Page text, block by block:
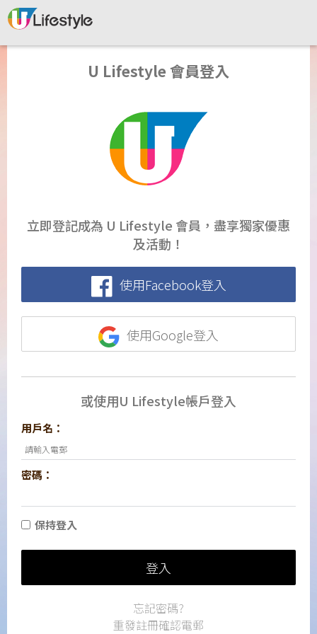
U Lifestyle 會員登入
立即登記成為 U Lifestyle 會員，盡享獨家優惠
及活動！
使用Facebook登入
使用Google登入
或使用U Lifestyle帳戶登入
用戶名：
密碼：
保持登入
登入
忘記密碼?
重發註冊確認電郵